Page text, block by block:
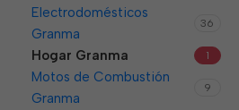
Electrodomésticos
Granma
36
Hogar Granma 1
Motos de Combustión
Granma
9